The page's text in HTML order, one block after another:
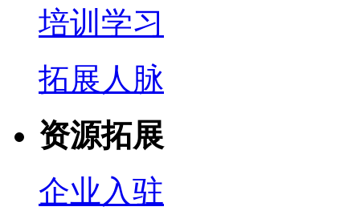
培训学习
拓展人脉
资源拓展
企业入驻